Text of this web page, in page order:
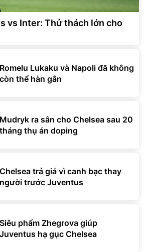
vs Inter: Thử thách lớn cho
Romelu Lukaku và Napoli đã không
còn thể hàn gắn
Mudryk ra sân cho Chelsea sau 20
tháng thụ án doping
Chelsea trả giá vì canh bạc thay
người trước Juventus
Siêu phẩm Zhegrova giúp
Juventus hạ gục Chelsea